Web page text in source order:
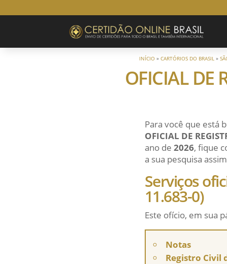
INÍCIO» CARTÓRIOS DO BRASIL »
OFICIAL DE
Para você que está
OFICIAL DE
ano de 2026, fique
a sua pesquisa
Serviços
11.683-0)
Este ofício, em sua
Notas
Registro Civil